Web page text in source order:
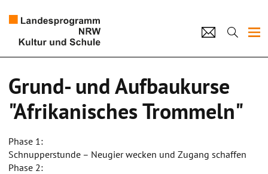
Künstlerpool
Kultur und Schule
Grund- und Aufbaukurse
"Afrikanisches Trommeln"
Phase 1:
Schnupperstunde – Neugier wecken und Zugang schaffen
Phase 2: